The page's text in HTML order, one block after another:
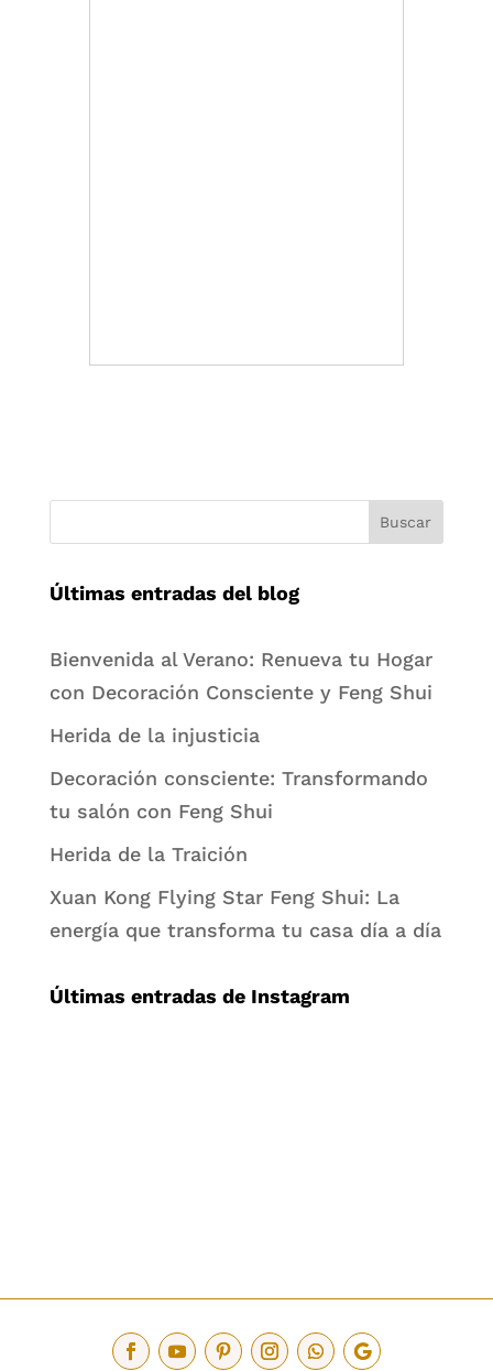
Buscar
Últimas entradas del blog
Bienvenida al Verano: Renueva tu Hogar
con Decoración Consciente y Feng Shui
Herida de la injusticia
Decoración consciente: Transformando
tu salón con Feng Shui
Herida de la Traición
Xuan Kong Flying Star Feng Shui: La
energía que transforma tu casa día a día
Últimas entradas de Instagram